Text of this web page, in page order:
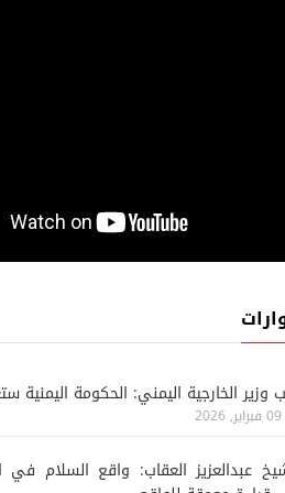
وزير الخارجية اليمني: الحكومة
09 فبراير, 2026
عبدالعزيز العقاب: واقع السلام في